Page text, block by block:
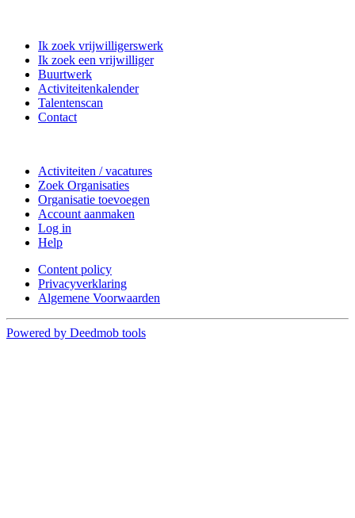
Ik zoek vrijwilligerswerk
Ik zoek een vrijwilliger
Buurtwerk
Activiteitenkalender
Talentenscan
Contact
Activiteiten / vacatures
Zoek Organisaties
Organisatie toevoegen
Account aanmaken
Log in
Help
Content policy
Privacyverklaring
Algemene Voorwaarden
Powered by Deedmob tools